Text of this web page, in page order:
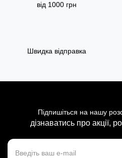
від 1000 грн
Швидка відправка
Підпишіться на нашу
дізнаватись про акції,